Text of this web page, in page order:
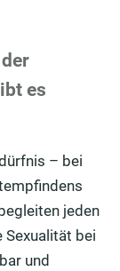
es
– bei
jeden
Sexualität bei
und